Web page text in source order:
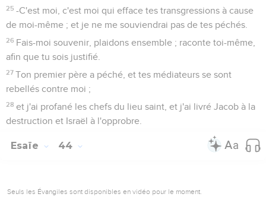
25 -C'est moi, c'est moi qui efface tes transgressions à cause
de moi-même ; et je ne me souviendrai pas de tes péchés.
26 Fais-moi souvenir, plaidons ensemble ; raconte toi-même,
afin que tu sois justifié.
27 Ton premier père a péché, et tes médiateurs se sont
rebellés contre moi ;
28 et j'ai profané les chefs du lieu saint, et j'ai livré Jacob à la
destruction et Israël à l'opprobre.
Esaïe 44
Seuls les Évangiles sont disponibles en vidéo pour le moment.